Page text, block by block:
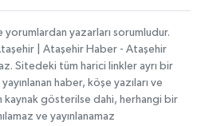
yorumlardan yazarları sorumludur.
| Ataşehir Haber - Ataşehir
Sitedeki tüm harici linkler ayrı bir
haber, köşe yazıları ve
kaynak gösterilse dahi, herhangi bir
ve yayınlanamaz